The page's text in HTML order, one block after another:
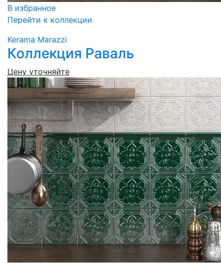
В избранное
Перейти к коллекции
Kerama Marazzi
Коллекция Раваль
Цену уточняйте